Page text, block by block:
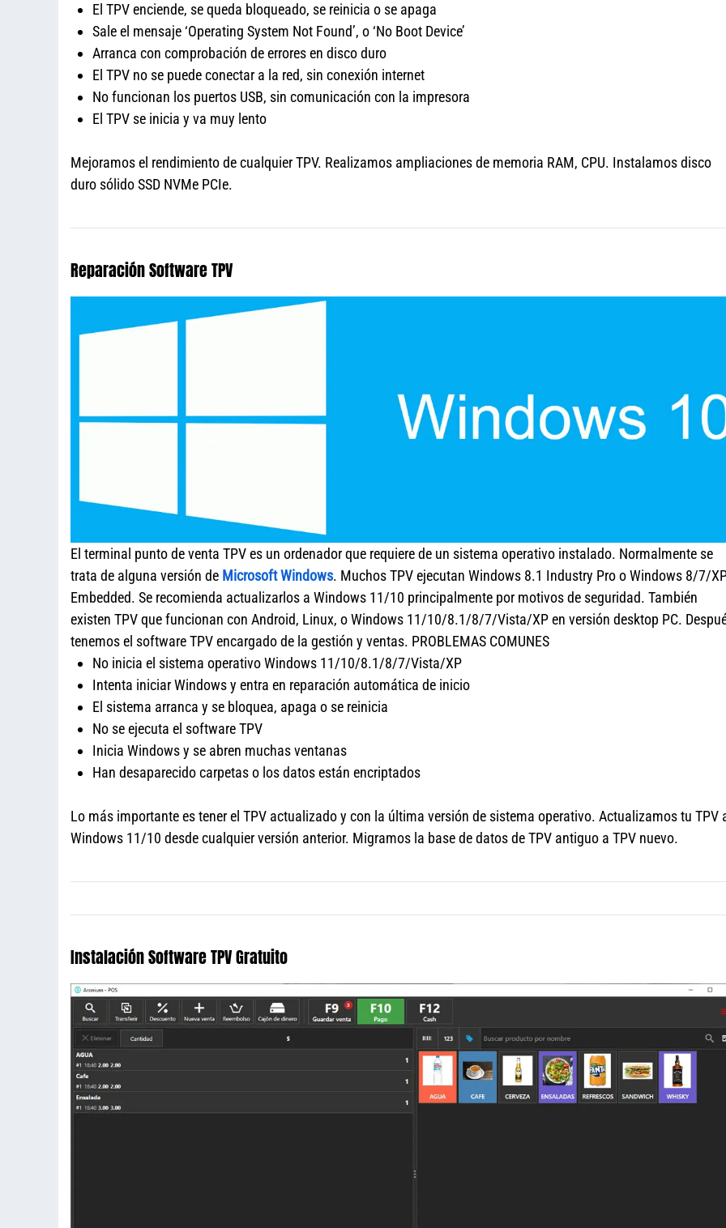
El TPV enciende, se queda bloqueado, se reinicia o se apaga
Sale el mensaje ‘Operating System Not Found’, o ‘No Boot Device’
Arranca con comprobación de errores en disco duro
El TPV no se puede conectar a la red, sin conexión internet
No funcionan los puertos USB, sin comunicación con la impresora
El TPV se inicia y va muy lento
Mejoramos el rendimiento de cualquier TPV. Realizamos ampliaciones de memoria RAM, CPU. Instalamos disco
duro sólido SSD NVMe PCIe.
Reparación Software TPV
El terminal punto de venta TPV es un ordenador que requiere de un sistema operativo instalado. Normalmente se
trata de alguna versión de Microsoft Windows. Muchos TPV ejecutan Windows 8.1 Industry Pro o Windows 8/7/
Embedded. Se recomienda actualizarlos a Windows 11/10 principalmente por motivos de seguridad. También
existen TPV que funcionan con Android, Linux, o Windows 11/10/8.1/8/7/Vista/XP en versión desktop PC.
tenemos el software TPV encargado de la gestión y ventas. PROBLEMAS COMUNES
No inicia el sistema operativo Windows 11/10/8.1/8/7/Vista/XP
Intenta iniciar Windows y entra en reparación automática de inicio
El sistema arranca y se bloquea, apaga o se reinicia
No se ejecuta el software TPV
Inicia Windows y se abren muchas ventanas
Han desaparecido carpetas o los datos están encriptados
Lo más importante es tener el TPV actualizado y con la última versión de sistema operativo. Actualizamos tu TPV
Windows 11/10 desde cualquier versión anterior. Migramos la base de datos de TPV antiguo a TPV nuevo.
Instalación Software TPV Gratuito